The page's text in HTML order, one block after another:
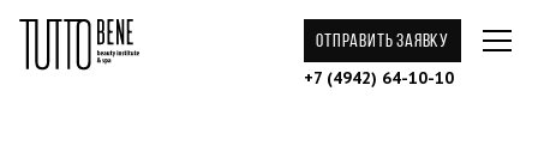
+7 (4942) 64-10-10
ОТПРАВИТЬ ЗАЯВКУ